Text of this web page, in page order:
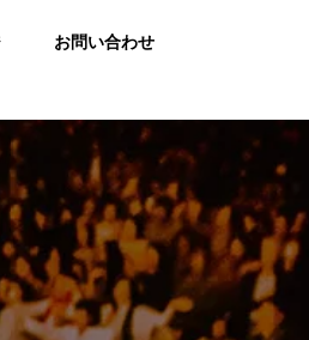
お問い合わせ